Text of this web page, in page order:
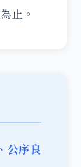
止。
公序良